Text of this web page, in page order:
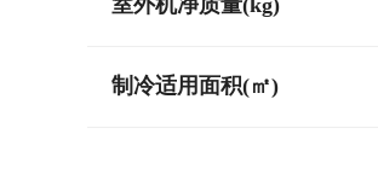
制冷适用面积(㎡)